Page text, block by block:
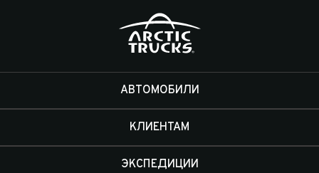
АВТОМОБИЛИ
КЛИЕНТАМ
ЭКСПЕДИЦИИ